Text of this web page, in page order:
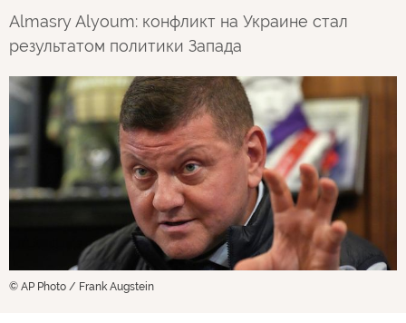
Almasry Alyoum: конфликт на Украине стал
результатом политики Запада
© AP Photo / Frank Augstein